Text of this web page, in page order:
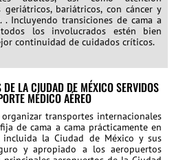
geriátricos, bariátricos, con cáncer y
. Incluyendo transiciones de cama a
los involucrados estén bien
continuidad de cuidados críticos.
DE LA CIUDAD DE MÉXICO SERVIDOS
MÉDICO AÉREO
transportes internacionales
de cama a cama prácticamente en
la Ciudad de México y sus
y apropiado a los aeropuertos